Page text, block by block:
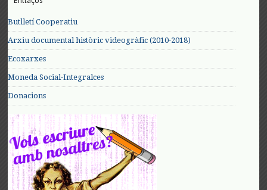
Butlletí Cooperatiu
Arxiu documental històric videogràfic (2010-2018)
Ecoxarxes
Moneda Social-Integralces
Donacions